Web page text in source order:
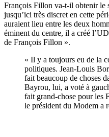
François Fillon va-t-il obtenir le
jusqu’ici très discret en cette
auraient lieu entre les deux
éminent du centre, il a créé
de François Fillon ».
« Il y a toujours eu de la
politiques. Jean-Louis
fait beaucoup de choses
Bayrou, lui, a voté à
fait grand-chose pour les
le président du Modem a